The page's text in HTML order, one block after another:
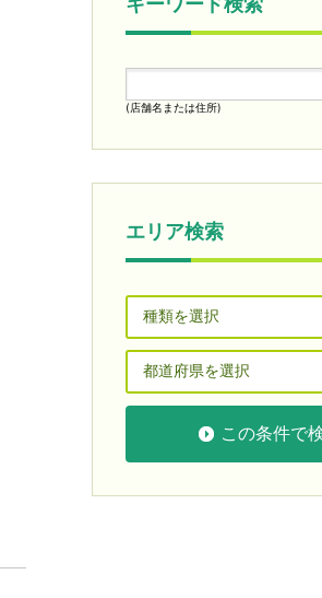
(店舗名または住所)
エリア検索
この条件で